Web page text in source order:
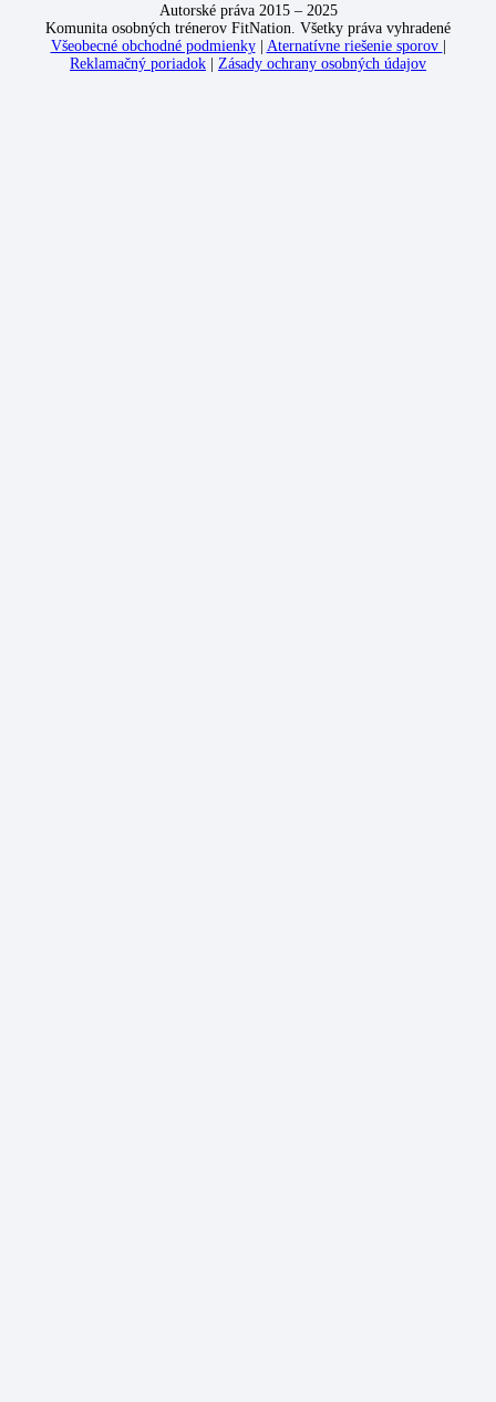
Autorské práva 2015 – 2025
Komunita osobných trénerov FitNation. Všetky práva vyhradené
Všeobecné obchodné podmienky| Aternatívne riešenie sporov
Reklamačný poriadok
Zásady ochrany osobných údajov